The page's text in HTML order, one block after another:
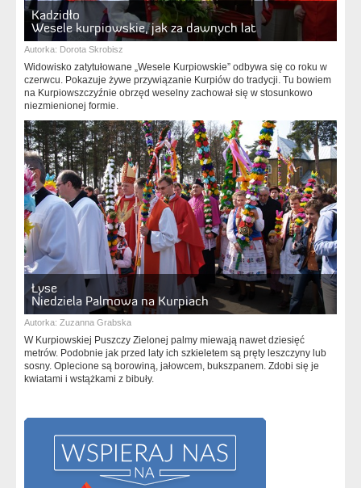
Kadzidło
Wesele kurpiowskie, jak za dawnych lat
Autorka: Dorota Skrobisz
Widowisko zatytułowane „Wesele Kurpiowskie” odbywa się co roku w
czerwcu. Pokazuje żywe przywiązanie Kurpiów do tradycji. Tu bowiem
na Kurpiowszczyźnie obrzęd weselny zachował się w stosunkowo
niezmienionej formie.
Łyse
Niedziela Palmowa na Kurpiach
Autorka: Zuzanna Grabska
W Kurpiowskiej Puszczy Zielonej palmy miewają nawet dziesięć
metrów. Podobnie jak przed laty ich szkieletem są pręty leszczyny lub
sosny. Oplecione są borowiną, jałowcem, bukszpanem. Zdobi się je
kwiatami i wstążkami z bibuły.